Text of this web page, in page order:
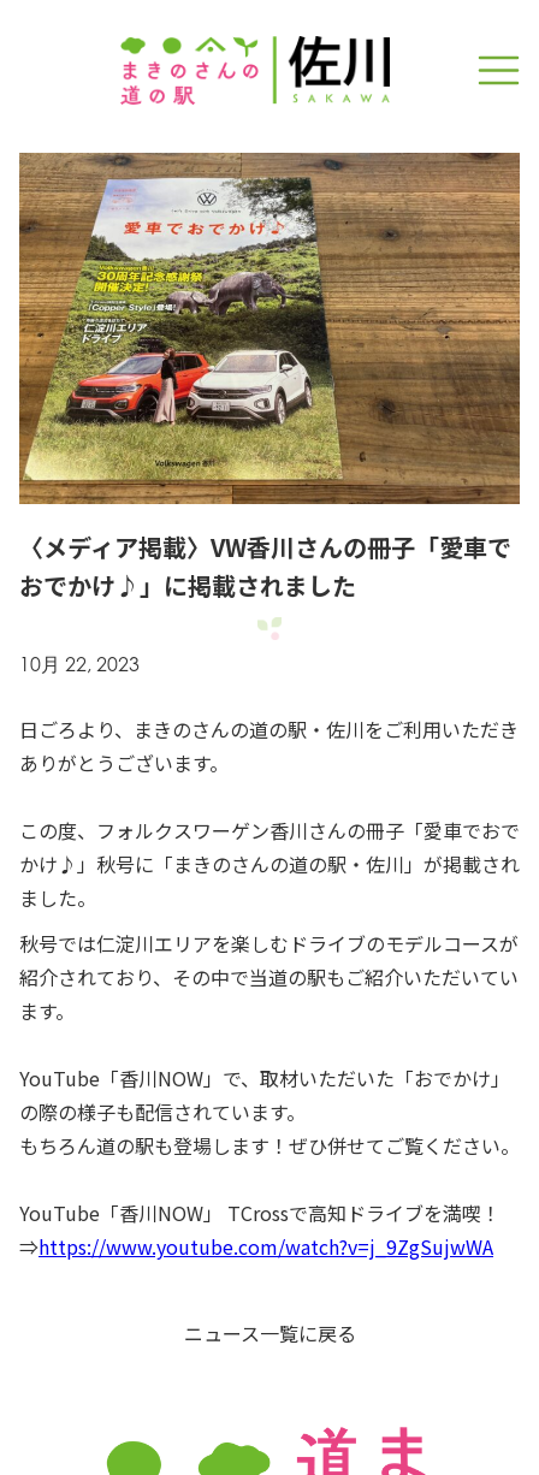
〈メディア掲載〉VW香川さんの冊子「愛車で
おでかけ♪」に掲載されました
10月 22, 2023
日ごろより、まきのさんの道の駅・佐川をご利用いただき
ありがとうございます。
この度、フォルクスワーゲン香川さんの冊子「愛車でおで
かけ♪」秋号に「まきのさんの道の駅・佐川」が掲載され
ました。
秋号では仁淀川エリアを楽しむドライブのモデルコースが
紹介されており、その中で当道の駅もご紹介いただいてい
ます。
YouTube「香川NOW」で、取材いただいた「おでかけ」
の際の様子も配信されています。
もちろん道の駅も登場します！ぜひ併せてご覧ください。
YouTube「香川NOW」 TCrossで高知ドライブを満喫！
⇒https://www.youtube.com/watch?v=j_9ZgSujwWA
ニュース一覧に戻る